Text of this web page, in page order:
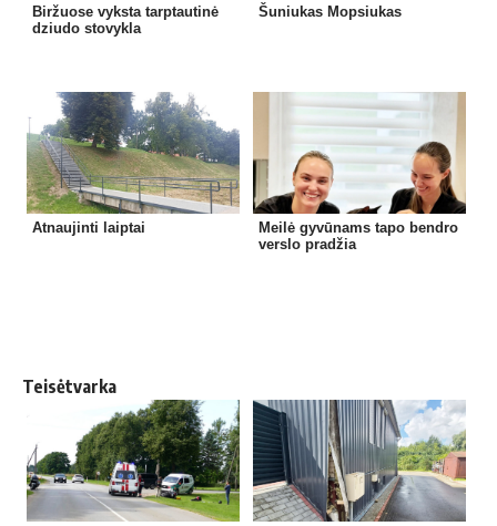
Biržuose vyksta tarptautinė
dziudo stovykla
Šuniukas Mopsiukas
Atnaujinti laiptai
Meilė gyvūnams tapo bendro
verslo pradžia
Teisėtvarka